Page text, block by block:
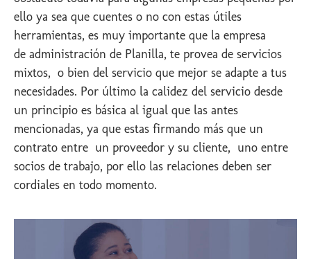
ello ya sea que cuentes o no con estas útiles
herramientas, es muy importante que la empresa
de administración de Planilla, te provea de servicios
mixtos, o bien del servicio que mejor se adapte a tus
necesidades. Por último la calidez del servicio desde
un principio es básica al igual que las antes
mencionadas, ya que estas firmando más que un
contrato entre un proveedor y su cliente, uno entre
socios de trabajo, por ello las relaciones deben ser
cordiales en todo momento.